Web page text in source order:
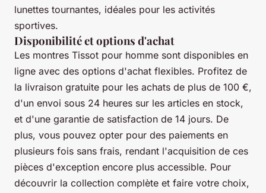
lunettes tournantes, idéales pour les activités
sportives.
Disponibilité et options d'achat
Les montres Tissot pour homme sont disponibles en
ligne avec des options d'achat flexibles. Profitez de
la livraison gratuite pour les achats de plus de 100 €,
d'un envoi sous 24 heures sur les articles en stock,
et d'une garantie de satisfaction de 14 jours. De
plus, vous pouvez opter pour des paiements en
plusieurs fois sans frais, rendant l'acquisition de ces
pièces d'exception encore plus accessible. Pour
découvrir la collection complète et faire votre choix,